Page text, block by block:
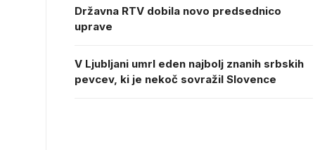
Državna RTV dobila novo predsednico
uprave
V Ljubljani umrl eden najbolj znanih srbskih
pevcev, ki je nekoč sovražil Slovence